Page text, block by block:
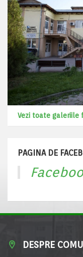
Vezi toate galeriile
PAGINA DE
DESPRE